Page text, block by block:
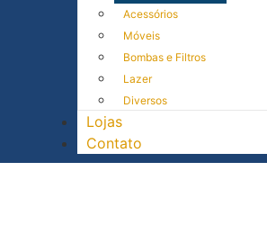
Acessórios
Móveis
Bombas e Filtros
Lazer
Diversos
Lojas
Contato